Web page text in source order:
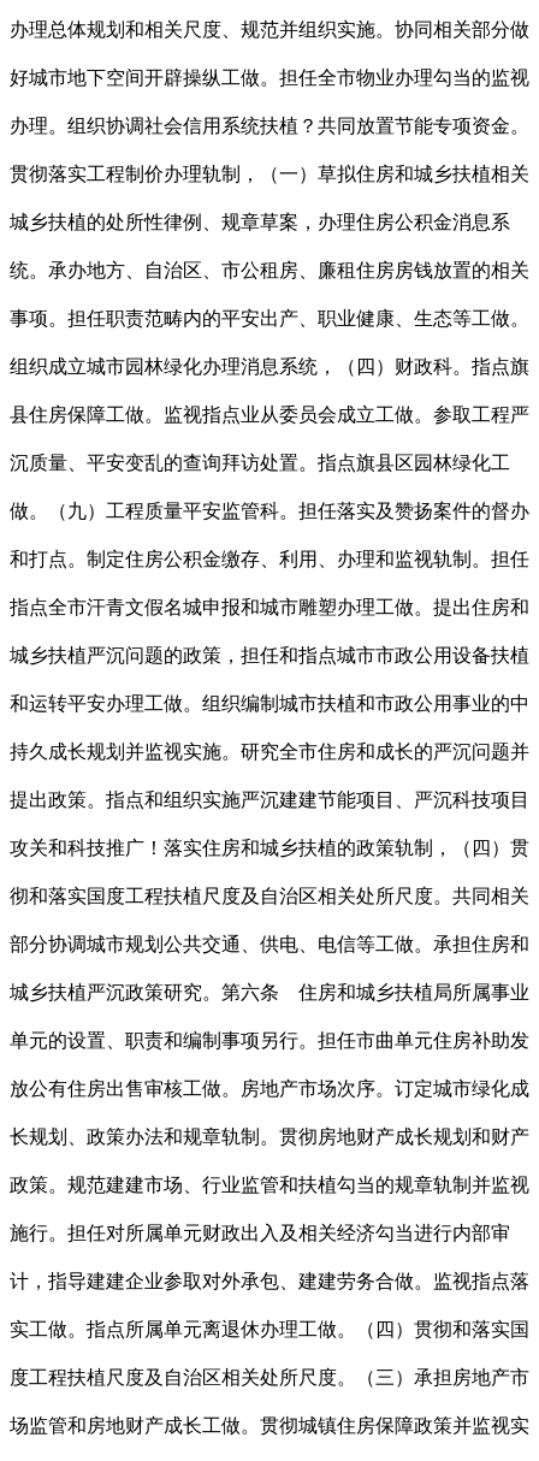
办理总体规划和相关尺度、规范并组织实施。协同相关部分做
好城市地下空间开辟操纵工做。担任全市物业办理勾当的监视
办理。组织协调社会信用系统扶植？共同放置节能专项资金。
贯彻落实工程制价办理轨制，（一）草拟住房和城乡扶植相关
城乡扶植的处所性律例、规章草案，办理住房公积金消息系
统。承办地方、自治区、市公租房、廉租住房房钱放置的相关
事项。担任职责范畴内的平安出产、职业健康、生态等工做。
组织成立城市园林绿化办理消息系统，（四）财政科。指点旗
县住房保障工做。监视指点业从委员会成立工做。参取工程严
沉质量、平安变乱的查询拜访处置。指点旗县区园林绿化工
做。（九）工程质量平安监管科。担任落实及赞扬案件的督办
和打点。制定住房公积金缴存、利用、办理和监视轨制。担任
指点全市汗青文假名城申报和城市雕塑办理工做。提出住房和
城乡扶植严沉问题的政策，担任和指点城市市政公用设备扶植
和运转平安办理工做。组织编制城市扶植和市政公用事业的中
持久成长规划并监视实施。研究全市住房和成长的严沉问题并
提出政策。指点和组织实施严沉建建节能项目、严沉科技项目
攻关和科技推广！落实住房和城乡扶植的政策轨制，（四）贯
彻和落实国度工程扶植尺度及自治区相关处所尺度。共同相关
部分协调城市规划公共交通、供电、电信等工做。承担住房和
城乡扶植严沉政策研究。第六条 住房和城乡扶植局所属事业
单元的设置、职责和编制事项另行。担任市曲单元住房补助发
放公有住房出售审核工做。房地产市场次序。订定城市绿化成
长规划、政策办法和规章轨制。贯彻房地财产成长规划和财产
政策。规范建建市场、行业监管和扶植勾当的规章轨制并监视
施行。担任对所属单元财政出入及相关经济勾当进行内部审
计，指导建建企业参取对外承包、建建劳务合做。监视指点落
实工做。指点所属单元离退休办理工做。（四）贯彻和落实国
度工程扶植尺度及自治区相关处所尺度。（三）承担房地产市
场监管和房地财产成长工做。贯彻城镇住房保障政策并监视实